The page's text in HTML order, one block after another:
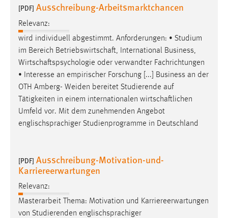
[PDF] Ausschreibung-Arbeitsmarktchancen
Relevanz:
wird individuell abgestimmt. Anforderungen: • Studium
im Bereich Betriebswirtschaft, International Business,
Wirtschaftspsychologie oder verwandter Fachrichtungen
• Interesse an empirischer Forschung [...] Business an der
OTH Amberg- Weiden bereitet Studierende auf
Tätigkeiten in einem internationalen wirtschaftlichen
Umfeld vor. Mit dem zunehmenden Angebot
englischsprachiger Studienprogramme in Deutschland
[PDF] Ausschreibung-Motivation-und-
Karriereerwartungen
Relevanz:
Masterarbeit Thema: Motivation und Karriereerwartungen
von Studierenden englischsprachiger